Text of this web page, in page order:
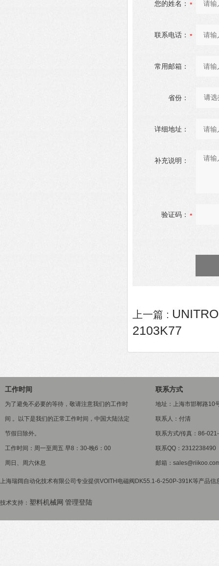
您的姓名：
联系电话：
常用邮箱：
省份：
详细地址：
补充说明：
验证码：
上一篇 :
2103K77
工作时间
为了避免不必要的等待，敬请注意我们的工作时
间 。以下是我们的正常工作时间，中国大陆法定
节假日除外。
工作时间：周一至周五 早8：30-晚6：00
周日、周六休息
联系方式
地址：上海市邯郸路10
联系人：付清
联系方式/传真：86-
联系QQ：2312238490
邮箱：
上海瑞阔自动化技术有限公司专业提供VOITH电磁阀DK55.1-6-250P-391K等产品
技术支持： 塑料机械网 管理登陆